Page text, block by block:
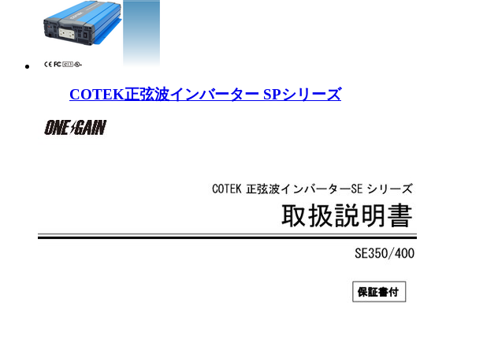
COTEK正弦波インバーター SPシリーズ